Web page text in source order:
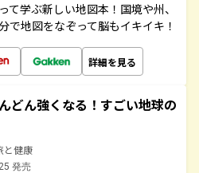
学ぶ新しい地図本！国境や州、
で地図をなぞって脳もイキイキ！
詳細を見る
どん強くなる！すごい地球の
と健康
発売